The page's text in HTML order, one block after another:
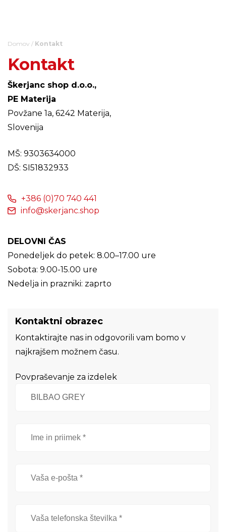
Domov / Kontakt
Kontakt
Škerjanc shop d.o.o.,
PE Materija
Povžane 1a, 6242 Materija,
Slovenija
MŠ: 9303634000
DŠ: SI51832933
+386 (0)70 740 441
info@skerjanc.shop
DELOVNI ČAS
Ponedeljek do petek: 8.00–17.00 ure
Sobota: 9.00-15.00 ure
Nedelja in prazniki: zaprto
Kontaktni obrazec
Kontaktirajte nas in odgovorili vam bomo v
najkrajšem možnem času.
Povpraševanje za izdelek